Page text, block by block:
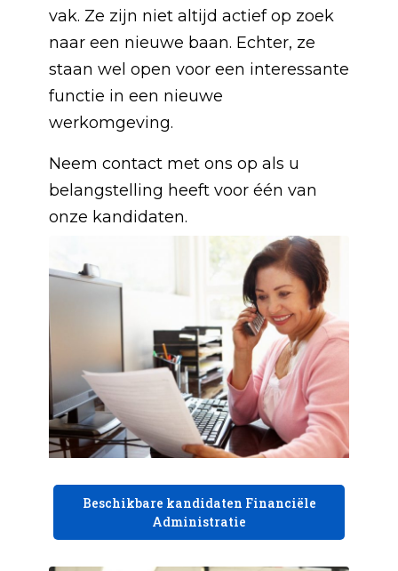
vak. Ze zijn niet altijd actief op zoek
naar een nieuwe baan. Echter, ze
staan wel open voor een interessante
functie in een nieuwe
werkomgeving.
Neem contact met ons op als u
belangstelling heeft voor één van
onze kandidaten.
Beschikbare kandidaten Financiële
Administratie